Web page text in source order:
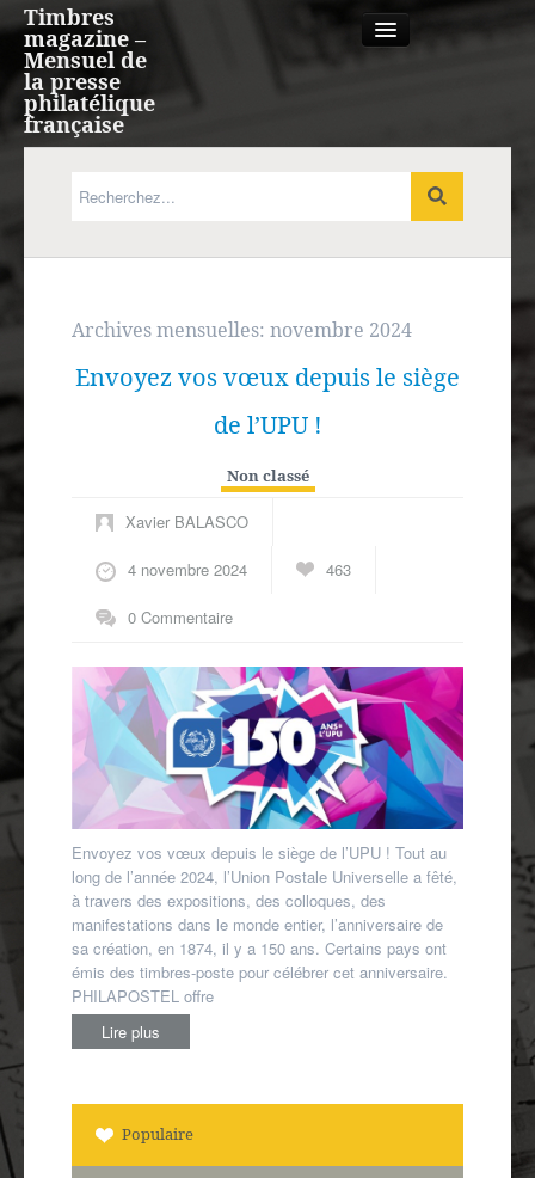
Timbres
magazine –
Mensuel de
la presse
philatélique
française
Expression française
Europe
Autres spécialités
Archives mensuelles: novembre 2024
Envoyez vos vœux depuis le siège
de l’UPU !
Non classé
Xavier BALASCO
4 novembre 2024 463
0 Commentaire
Envoyez vos vœux depuis le siège de l’UPU ! Tout au
long de l’année 2024, l’Union Postale Universelle a fêté,
à travers des expositions, des colloques, des
manifestations dans le monde entier, l’anniversaire de
sa création, en 1874, il y a 150 ans. Certains pays ont
émis des timbres-poste pour célébrer cet anniversaire.
PHILAPOSTEL offre
Lire plus
Populaire